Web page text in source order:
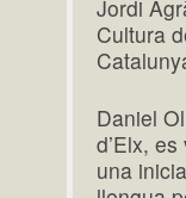
Jordi
Cultura
Daniel
d’Elx,
una